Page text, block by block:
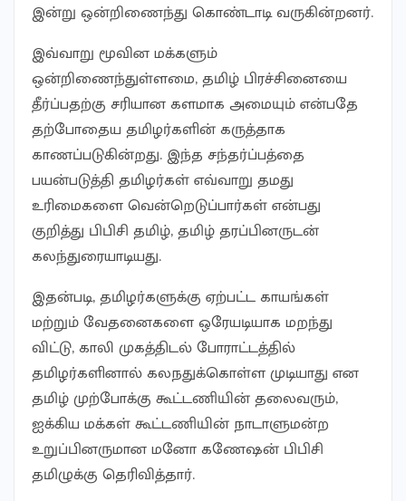
இன்று ஒன்றிணைந்து கொண்டாடி வருகின்றனர்.
இவ்வாறு மூவின மக்களும்
ஒன்றிணைந்துள்ளமை, தமிழ் பிரச்சினையை
தீர்ப்பதற்கு சரியான களமாக அமையும் என்பதே
தற்போதைய தமிழர்களின் கருத்தாக
காணப்படுகின்றது. இந்த சந்தர்ப்பத்தை
பயன்படுத்தி தமிழர்கள் எவ்வாறு தமது
உரிமைகளை வென்றெடுப்பார்கள் என்பது
குறித்து பிபிசி தமிழ், தமிழ் தரப்பினருடன்
கலந்துரையாடியது.
இதன்படி, தமிழர்களுக்கு ஏற்பட்ட காயங்கள்
மற்றும் வேதனைகளை ஒரேயடியாக மறந்து
விட்டு, காலி முகத்திடல் போராட்டத்தில்
தமிழர்களினால் கலநதுக்கொள்ள முடியாது என
தமிழ் முற்போக்கு கூட்டணியின் தலைவரும்,
ஐக்கிய மக்கள் கூட்டணியின் நாடாளுமன்ற
உறுப்பினருமான மனோ கணேஷன் பிபிசி
தமிழுக்கு தெரிவித்தார்.